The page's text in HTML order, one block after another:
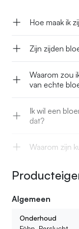
Hoe maak ik
Zijn zijden
Waarom zou
van echte
Ik wil een
dat?
Waarom zijn
Kan je
Hoe lang
Kan ik ook
Algemeen
Onderhoud